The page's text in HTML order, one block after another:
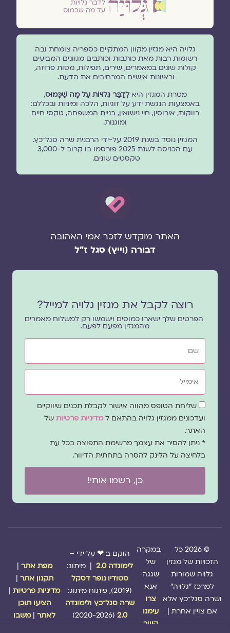
גלויה היא מגזין מקוון המתקיים כספריה צומחת ובה
רשומות רבות מאת כותבות וכותבים מגוונים המביעים
קולות שונים במאמרים, שירים, תפילות, מסות פרוזה,
וראיונות אישיים המרחיבים את הדעת.
מטרת המגזין היאלְדַבֵּר גְּלוּיוֹת עַל מָה שֶׁכָּמוּס,
באמצעות הנגשת ידע על זוגיות, הלכה ומיניות ובכללם:
רווקות, אירוסין, חיי נישואין, בניית המשפחה, טקסי חיים
ומוגנוּת.
המגזין נוסד בשנת 2019 על-ידי הרבנית שרה סגל־כץ.
עם הכניסה לשנת 2025 פורסמו בו קרוב ל-3,000
טקסטים שונים.
האתר מוקדש לזכר אמי האהובה
דבורה (וייץ) סגל ז"ל
רוצה לקבל את מגזין גלויה למייל?
הפרטים שלך ישארו כמוסים וישמשו רק למשלוח מאמרים
מהמגזין מפעם לפעם.
שם
אימייל
שדהשליחת הטופס מהווה אישור לקבלת תכנים שיווקיים
ועדכונים ממגזין גלויה בהתאם ל מדיניות פרטיותשל
האתר.
* ניתן להסיר את עצמך מרשימת התפוצה בכל עת
בלחיצה על הלינק להסרה בתחתית הדיוור.
כן, רשמו אותי!
© 2026 כל
הזכויות של מגזין
גלויה שמורות
למרכז "גלויה"
ושרה סגל־כץ אלא
אם צויין אחרת |
במקרה
של
שגגה
אנא
צרו
עימנו
קשר
הוקם ב ❤ על ידי –
לימונדה 2.0
| מיתוג:
סטודיו נופר דסקל
שרה סגל־כץולימונדה
2.0
(2020-2026)
מפת אתר|
תקנון אתר|
מדיניות פרטיות|
הציעו תוכן
לאתר| משבו